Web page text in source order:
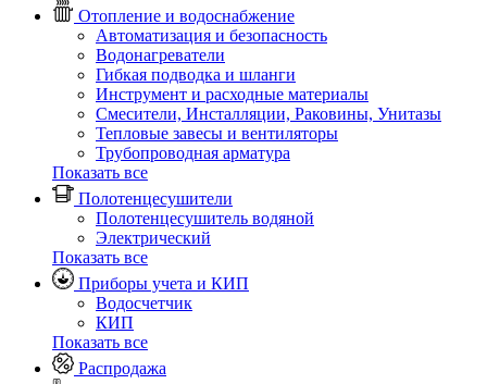
Отопление и водоснабжение
Автоматизация и безопасность
Водонагреватели
Гибкая подводка и шланги
Инструмент и расходные материалы
Смесители, Инсталляции, Раковины, Унитазы
Тепловые завесы и вентиляторы
Трубопроводная арматура
Показать все
Полотенцесушители
Полотенцесушитель водяной
Электрический
Показать все
Приборы учета и КИП
Водосчетчик
КИП
Показать все
Распродажа